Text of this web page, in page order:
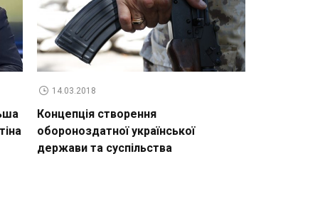
14.03.2018
Концепція створення
обороноздатної української
держави та суспільства